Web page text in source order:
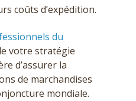
coûts d’expédition.
du
votre stratégie
d’assurer la
de marchandises
mondiale.